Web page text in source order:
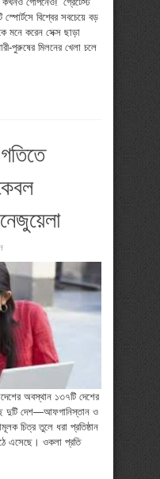
বিশ্বের সবচেয়ে বড়
মনে করেন সেক্স ছাড়া
পুরুষের মিলনের খেলা চলে
on
ইন্টারনেটের
গতিতে
বাংলাদেশের
পেছনে
কেবল
আফগানিস্তান
ভেনেজুয়েলা
অবস্থান ১৩৭টি দেশের
দুটি দেশ—আফগানিস্তান ও
চিত্র তুলে ধরা প্রতিষ্ঠান
এসেছে। ওকলা প্রতি